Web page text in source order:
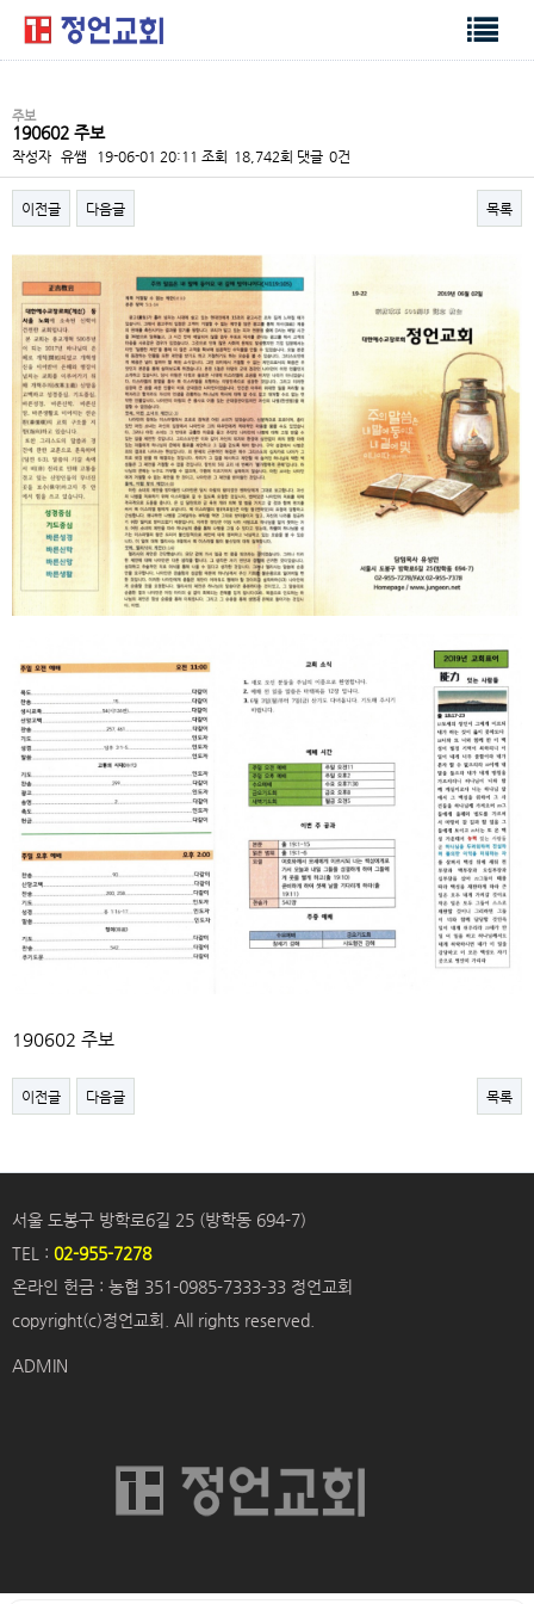
주보
190602 주보
작성자 유쌤 19-06-01 20:11 조회 18,742회 댓글 0건
이전글 다음글 목록
190602 주보
이전글 다음글 목록
서울 도봉구 방학로6길 25 (방학동 694-7)
TEL : 02-955-7278
온라인 헌금 : 농협 351-0985-7333-33 정언교회
copyright(c)정언교회. All rights reserved.
ADMIN